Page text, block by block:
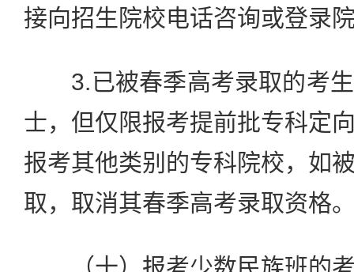
接向招生院校电话咨询或登录
3.已被春季高考录取的考生
士，但仅限报考提前批专科定
报考其他类别的专科院校，如
取，取消其春季高考录取资格